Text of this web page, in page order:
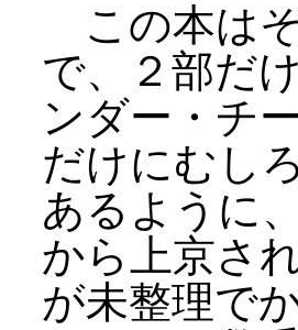
この本は
で、２部だ
ンダー・チ
だけにむし
あるように
から上京さ
が未整理で